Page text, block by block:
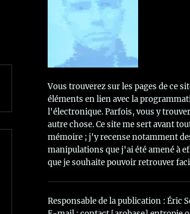
Vous trouverez sur les pages de ce
éléments en lien avec la
l'électronique. Parfois, vous y
autre chose. Ce site me sert avant
mémoire ; j'y recense notamment
manipulations que j'ai été amené à
que je souhaite pouvoir retrouver
Responsable de la publication : Éric